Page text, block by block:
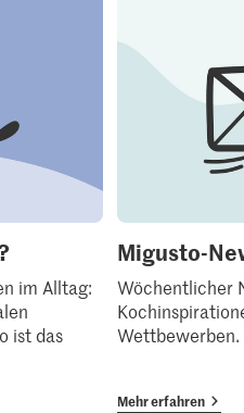
im Alltag:
ist das
Migusto-
Wöchentlicher
Wettbewerben.
Mehr erfahren